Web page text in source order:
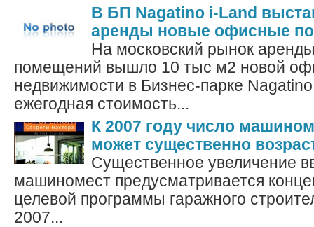
В БП Nagatino i-Land
аренды новые офисные
На московский рынок
помещений вышло 10 тыс м2 новой
недвижимости в Бизнес-парке
ежегодная стоимость...
К 2007 году число
может существенно
Существенное увеличение
машиномест предусматривается
целевой программы гаражного
2007...